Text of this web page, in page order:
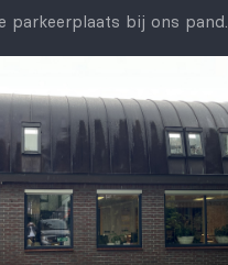
parkeerplaats bij ons pand.